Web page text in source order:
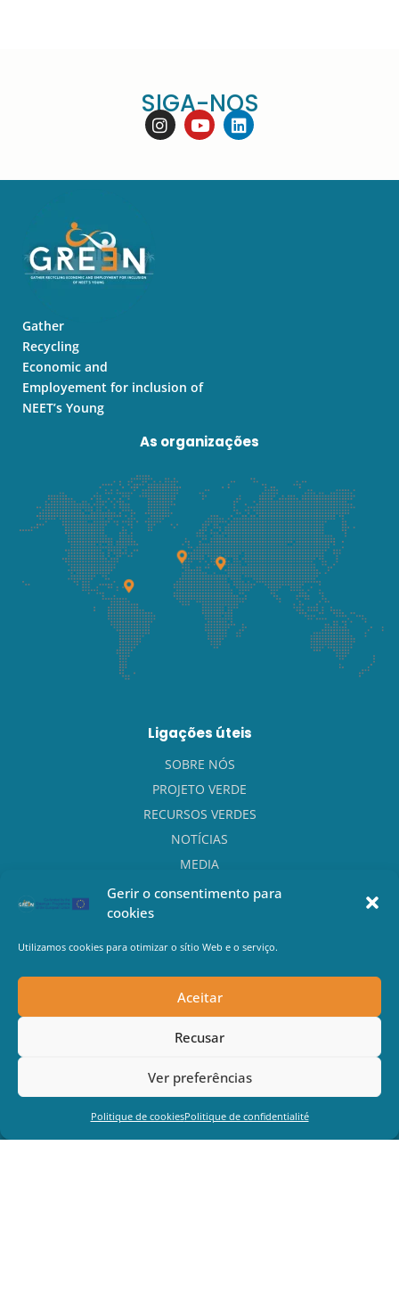
Gerir o consentimento para
cookies
Utilizamos cookies para otimizar o sítio Web e o serviço.
Aceitar
Recusar
Ver preferências
Politique de cookiesPolitique de confidentialité
SIGA-NOS
I
n
t
Y
o
t
L
i
k
Gather
Recycling
Economic and
Employement for inclusion of
NEET’s Young
As organizações
Ligações úteis
SOBRE NÓS
PROJETO VERDE
RECURSOS VERDES
NOTÍCIAS
MEDIA
CONTACTO